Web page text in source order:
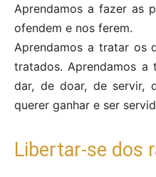
Aprendamos a fazer as
ofendem e nos ferem.
Aprendamos a tratar os
tratados. Aprendamos
dar, de doar, de servir,
querer ganhar e ser
Libertar-se dos